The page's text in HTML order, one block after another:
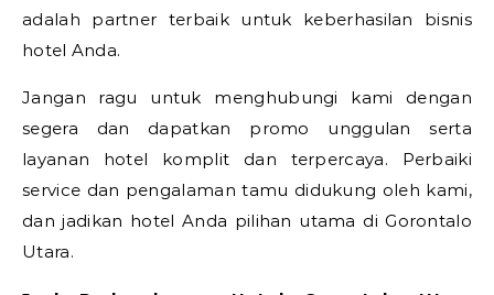
adalah partner terbaik untuk keberhasilan bisnis
hotel Anda.
Jangan ragu untuk menghubungi kami dengan
segera dan dapatkan promo unggulan serta
layanan hotel komplit dan terpercaya. Perbaiki
service dan pengalaman tamu didukung oleh kami,
dan jadikan hotel Anda pilihan utama di Gorontalo
Utara.